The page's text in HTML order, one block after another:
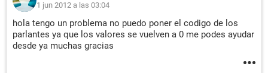
1 jun 2012 a las 03:04
hola tengo un problema no puedo poner el codigo de los
parlantes ya que los valores se vuelven a 0 me podes ayudar
desde ya muchas gracias